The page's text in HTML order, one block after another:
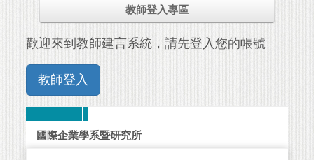
教師登入專區
歡迎來到教師建言系統，請先登入您的帳號
教師登入
國際企業學系暨研究所